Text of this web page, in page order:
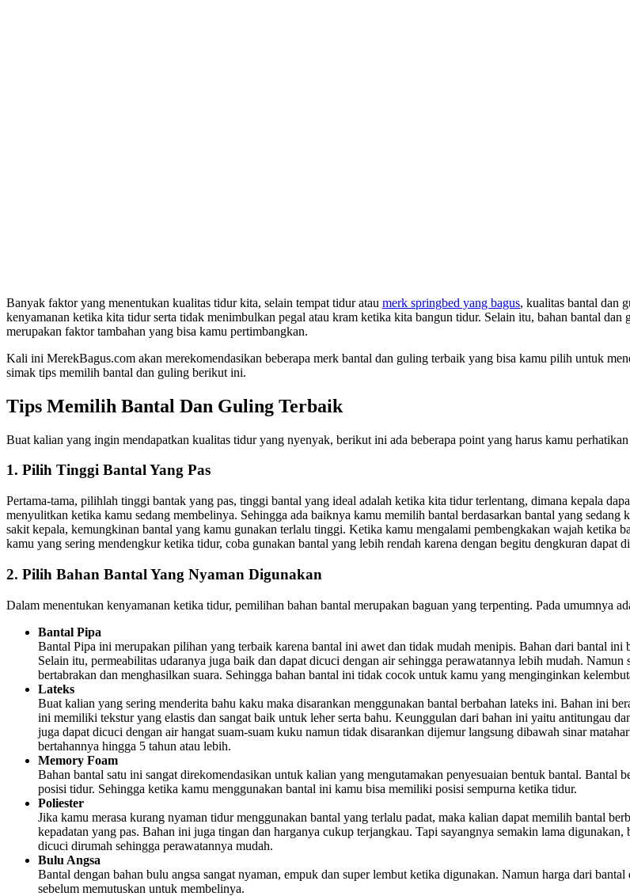
Banyak faktor yang menentukan kualitas tidur kita, selain tempat tidur atau merk springbed yang bagus, kualitas bantal dan
kenyamanan ketika kita tidur serta tidak menimbulkan pegal atau kram ketika kita bangun tidur. Selain itu, bahan bantal
merupakan faktor tambahan yang bisa kamu pertimbangkan.
Kali ini MerekBagus.com akan merekomendasikan beberapa merk bantal dan guling terbaik yang bisa kamu pilih untuk
simak tips memilih bantal dan guling berikut ini.
Tips Memilih Bantal Dan Guling Terbaik
Buat kalian yang ingin mendapatkan kualitas tidur yang nyenyak, berikut ini ada beberapa point yang harus kamu
1. Pilih Tinggi Bantal Yang Pas
Pertama-tama, pilihlah tinggi bantak yang pas, tinggi bantal yang ideal adalah ketika kita tidur terlentang, dimana kepala
menyulitkan ketika kamu sedang membelinya. Sehingga ada baiknya kamu memilih bantal berdasarkan bantal yang
sakit kepala, kemungkinan bantal yang kamu gunakan terlalu tinggi. Ketika kamu mengalami pembengkakan wajah ketika
kamu yang sering mendengkur ketika tidur, coba gunakan bantal yang lebih rendah karena dengan begitu dengkuran dapat
2. Pilih Bahan Bantal Yang Nyaman Digunakan
Dalam menentukan kenyamanan ketika tidur, pemilihan bahan bantal merupakan baguan yang terpenting. Pada umumnya
Bantal Pipa
Bantal Pipa ini merupakan pilihan yang terbaik karena bantal ini awet dan tidak mudah menipis. Bahan dari bantal
Selain itu, permeabilitas udaranya juga baik dan dapat dicuci dengan air sehingga perawatannya lebih mudah.
bertabrakan dan menghasilkan suara. Sehingga bahan bantal ini tidak cocok untuk kamu yang menginginkan
Lateks
Buat kalian yang sering menderita bahu kaku maka disarankan menggunakan bantal berbahan lateks ini. Bahan ini
ini memiliki tekstur yang elastis dan sangat baik untuk leher serta bahu. Keunggulan dari bahan ini yaitu antitungau
juga dapat dicuci dengan air hangat suam-suam kuku namun tidak disarankan dijemur langsung dibawah sinar
bertahannya hingga 5 tahun atau lebih.
Memory Foam
Bahan bantal satu ini sangat direkomendasikan untuk kalian yang mengutamakan penyesuaian bentuk bantal. Bantal
posisi tidur. Sehingga ketika kamu menggunakan bantal ini kamu bisa memiliki posisi sempurna ketika tidur.
Poliester
Jika kamu merasa kurang nyaman tidur menggunakan bantal yang terlalu padat, maka kalian dapat memilih bantal
kepadatan yang pas. Bahan ini juga tingan dan harganya cukup terjangkau. Tapi sayangnya semakin lama
dicuci dirumah sehingga perawatannya mudah.
Bulu Angsa
Bantal dengan bahan bulu angsa sangat nyaman, empuk dan super lembut ketika digunakan. Namun harga dari
sebelum memutuskan untuk membelinya.